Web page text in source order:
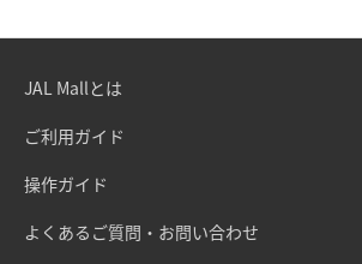
JAL Mallとは
ご利用ガイド
操作ガイド
よくあるご質問・お問い合わせ